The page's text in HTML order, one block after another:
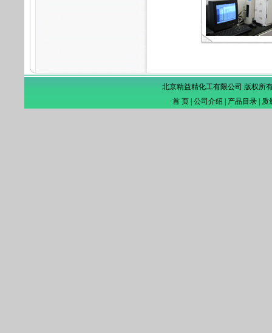
北京精益精化工有限公司 版权所
首 页 公司介绍 产品目录 质